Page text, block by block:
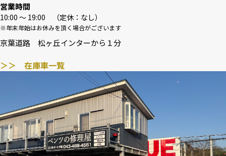
営業時間
10:00 〜 19:00 （定休：なし）
※年末年始はお休みを頂く場合がございます
京葉道路 松ヶ丘インターから１分
＞＞ 在庫車一覧